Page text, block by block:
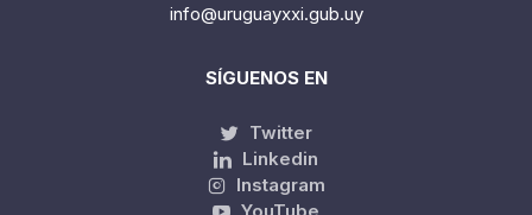
info@uruguayxxi.gub.uy
SÍGUENOS EN
Twitter
Linkedin
Instagram